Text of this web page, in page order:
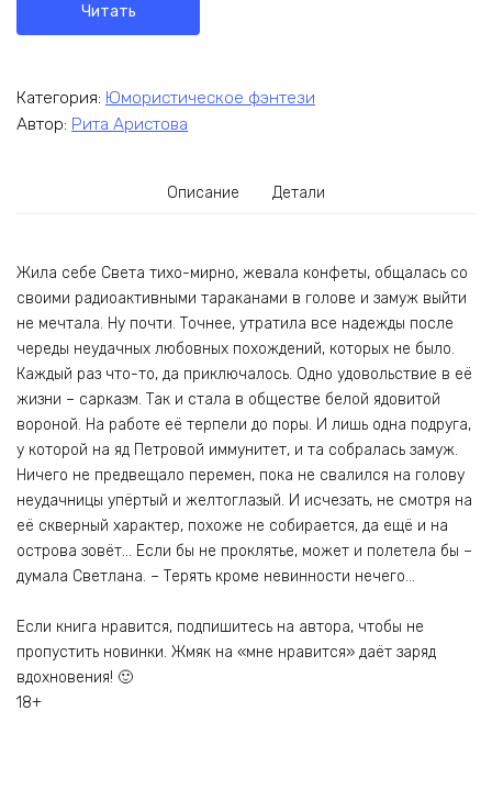
Читать
Категория: Юмористическое фэнтези
Автор: Рита Аристова
Описание Детали
Жила себе Света тихо-мирно, жевала конфеты, общалась со
своими радиоактивными тараканами в голове и замуж выйти
не мечтала. Ну почти. Точнее, утратила все надежды после
череды неудачных любовных похождений, которых не было.
Каждый раз что-то, да приключалось. Одно удовольствие в её
жизни – сарказм. Так и стала в обществе белой ядовитой
вороной. На работе её терпели до поры. И лишь одна подруга,
у которой на яд Петровой иммунитет, и та собралась замуж.
Ничего не предвещало перемен, пока не свалился на голову
неудачницы упёртый и желтоглазый. И исчезать, не смотря на
её скверный характер, похоже не собирается, да ещё и на
острова зовёт… Если бы не проклятье, может и полетела бы –
думала Светлана. – Терять кроме невинности нечего…
Если книга нравится, подпишитесь на автора, чтобы не
пропустить новинки. Жмяк на «мне нравится» даёт заряд
вдохновения! 🙂
18+